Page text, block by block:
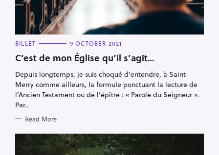
C
T
E
O
R
I
E
S
BILLET 9 OCTOBER 2021
C’est de mon Église qu’il s’agit…
Depuis longtemps, je suis choqué d’entendre, à Saint-
Merry comme ailleurs, la formule ponctuant la lecture de
l’Ancien Testament ou de l’épître : « Parole du Seigneur ».
Par..
Read More